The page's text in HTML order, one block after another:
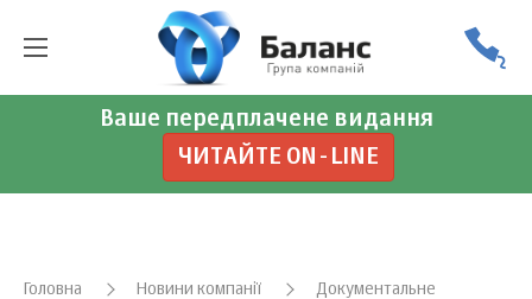
Ваше передплачене видання
ЧИТАЙТЕ ON-LINE
Головна Новини компанії
Документальне